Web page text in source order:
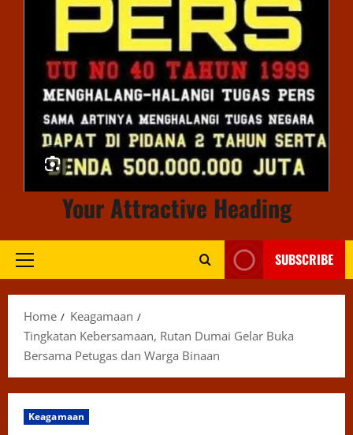
Your Attractive Heading
Primary
SUBSCRIBE
Home
Keagamaan
Tingkatan Kebersamaan, Rutan Dumai Gelar Buka
Bersama Petugas dan Warga Binaan
Keagamaan